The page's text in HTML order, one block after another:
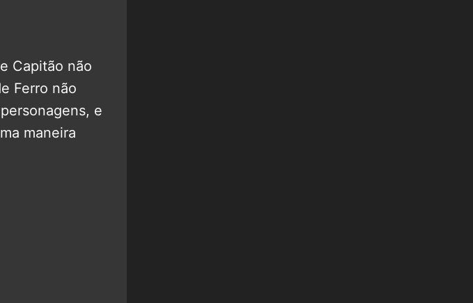
Capitão não
Ferro não
e
maneira